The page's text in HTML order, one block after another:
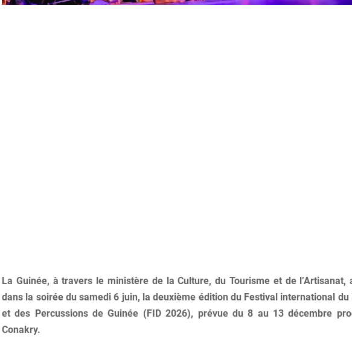
La Guinée, à travers le ministère de la Culture, du Tourisme et de l’Artisanat,
dans la soirée du samedi 6 juin, la deuxième édition du Festival international du
et des Percussions de Guinée (FID 2026), prévue du 8 au 13 décembre
Conakry.